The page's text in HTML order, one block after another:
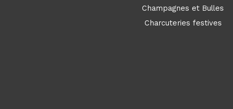
Champagnes et Bulles
Charcuteries festives